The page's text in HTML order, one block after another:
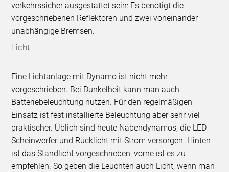
verkehrssicher ausgestattet sein: Es benötigt die
vorgeschriebenen Reflektoren und zwei voneinander
unabhängige Bremsen.
Licht
Eine Lichtanlage mit Dynamo ist nicht mehr
vorgeschrieben. Bei Dunkelheit kann man auch
Batteriebeleuchtung nutzen. Für den regelmäßigen
Einsatz ist fest installierte Beleuchtung aber sehr viel
praktischer. Üblich sind heute Nabendynamos, die LED-
Scheinwerfer und Rücklicht mit Strom versorgen. Hinten
ist das Standlicht vorgeschrieben, vorne ist es zu
empfehlen. So geben die Leuchten auch Licht, wenn man